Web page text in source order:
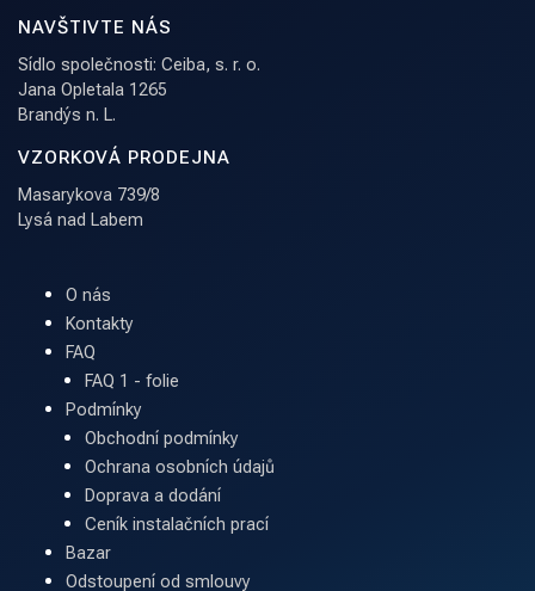
NAVŠTIVTE NÁS
Sídlo společnosti: Ceiba, s. r. o.
Jana Opletala 1265
Brandýs n. L.
VZORKOVÁ PRODEJNA
Masarykova 739/8
Lysá nad Labem
O nás
Kontakty
FAQ
FAQ 1 - folie
Podmínky
Obchodní podmínky
Ochrana osobních údajů
Doprava a dodání
Ceník instalačních prací
Bazar
Odstoupení od smlouvy